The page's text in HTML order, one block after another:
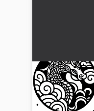
Hest
Gratis
Oppdag